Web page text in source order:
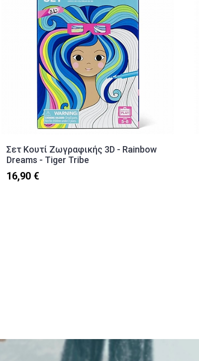
Σετ Κουτί Ζωγραφικής 3D - Rainbow
Dreams - Tiger Tribe
16,90 €